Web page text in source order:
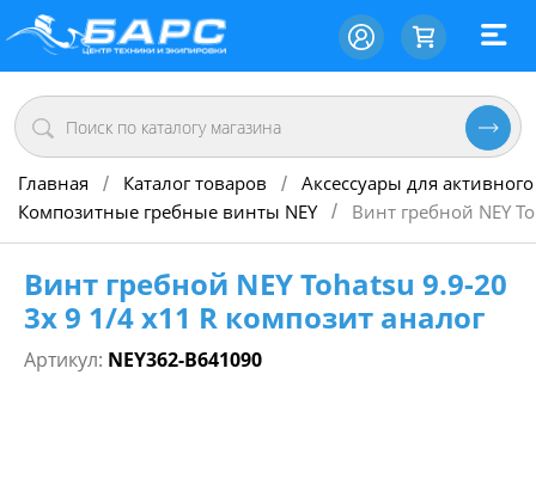
Главная / Каталог товаров / Аксессуары для
Композитные гребные винты NEY / Винт гребной NEY
Винт гребной NEY Tohatsu 9.9-20
3х 9 1/4 х11 R композит аналог
Артикул: NEY362-B641090